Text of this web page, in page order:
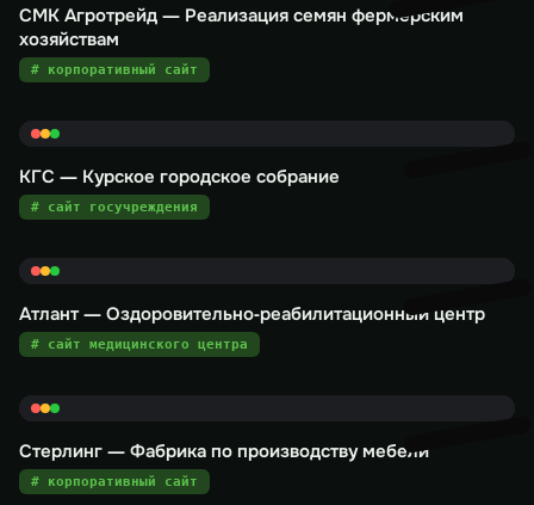
СМК Агротрейд — Реализация семян фермерским
хозяйствам
# корпоративный сайт
КГС — Курское городское собрание
# сайт госучреждения
Атлант — Оздоровительно-реабилитационный центр
# сайт медицинского центра
Стерлинг — Фабрика по производству мебели
# корпоративный сайт